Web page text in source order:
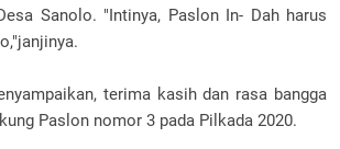
Sanolo. "Intinya, Paslon In- Dah harus
terima kasih dan rasa bangga
Paslon nomor 3 pada Pilkada 2020.